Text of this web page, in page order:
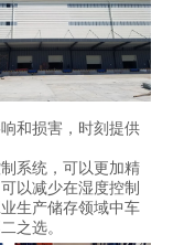
和损害，时刻提供
系统，可以更加精
以减少在湿度控制
生产储存领域中车
之选。